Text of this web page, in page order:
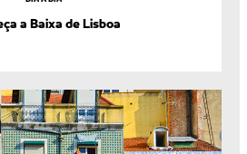
a Baixa de Lisboa